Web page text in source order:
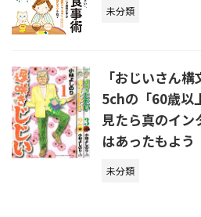
未分類
「おじいさん
5chの「60歳以
見たら真のイン
はあったもよう
未分類